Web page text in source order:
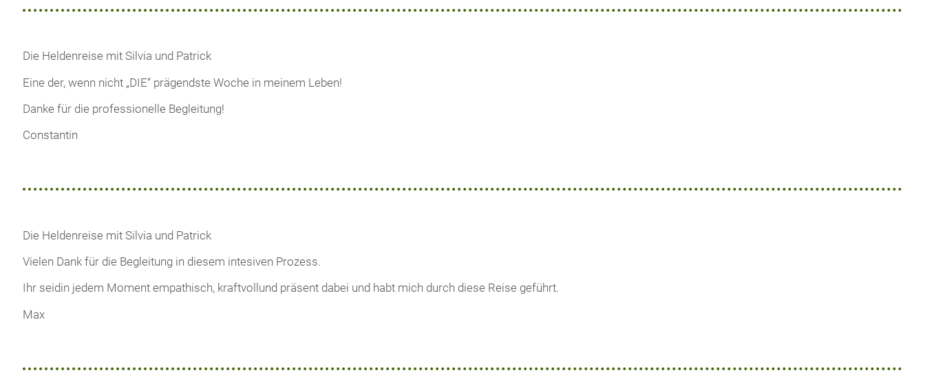
Die Heldenreise mit Silvia und Patrick
Eine der, wenn nicht „DIE“ prägendste Woche in meinem Leben!
Danke für die professionelle Begleitung!
Constantin
Die Heldenreise mit Silvia und Patrick
Vielen Dank für die Begleitung in diesem intesiven Prozess.
Ihr seidin jedem Moment empathisch, kraftvollund präsent dabei und habt mich durch diese Reise geführt.
Max